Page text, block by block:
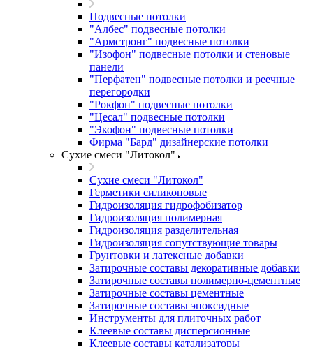
Подвесные потолки
"Албес" подвесные потолки
"Армстронг" подвесные потолки
"Изофон" подвесные потолки и стеновые
панели
"Перфатен" подвесные потолки и реечные
перегородки
"Рокфон" подвесные потолки
"Цесал" подвесные потолки
"Экофон" подвесные потолки
Фирма "Бард" дизайнерские потолки
Сухие смеси "Литокол"
Сухие смеси "Литокол"
Герметики силиконовые
Гидроизоляция гидрофобизатор
Гидроизоляция полимерная
Гидроизоляция разделительная
Гидроизоляция сопутствующие товары
Грунтовки и латексные добавки
Затирочные составы декоративные добавки
Затирочные составы полимерно-цементные
Затирочные составы цементные
Затирочные составы эпоксидные
Инструменты для плиточных работ
Клеевые составы дисперсионные
Клеевые составы катализаторы